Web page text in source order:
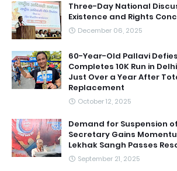
Three-Day National
Existence and Rights
December 06, 2025
60-Year-Old Pallavi
Completes 10K Run in
Just Over a Year After
Replacement
October 12, 2025
Demand for Suspension
Secretary Gains
Lekhak Sangh Passes
September 21, 2025